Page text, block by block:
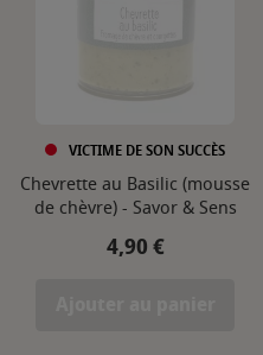
VICTIME DE SON SUCCÈS
Chevrette au Basilic (mousse
de chèvre) - Savor & Sens
Prix
4,90 €